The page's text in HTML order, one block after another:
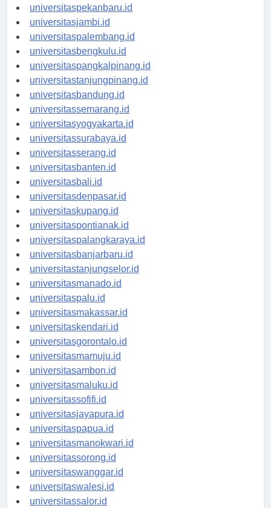
universitaspadang.id
universitaspekanbaru.id
universitasjambi.id
universitaspalembang.id
universitasbengkulu.id
universitaspangkalpinang.id
universitastanjungpinang.id
universitasbandung.id
universitassemarang.id
universitasyogyakarta.id
universitassurabaya.id
universitasserang.id
universitasbanten.id
universitasbali.id
universitasdenpasar.id
universitaskupang.id
universitaspontianak.id
universitaspalangkaraya.id
universitasbanjarbaru.id
universitastanjungselor.id
universitasmanado.id
universitaspalu.id
universitasmakassar.id
universitaskendari.id
universitasgorontalo.id
universitasmamuju.id
universitasambon.id
universitasmaluku.id
universitassofifi.id
universitasjayapura.id
universitaspapua.id
universitasmanokwari.id
universitassorong.id
universitaswanggar.id
universitaswalesi.id